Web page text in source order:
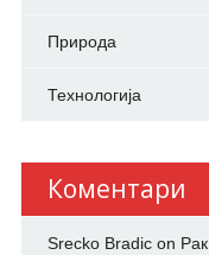
Природа
Технологија
Коментари
Srecko Bradicon Рак